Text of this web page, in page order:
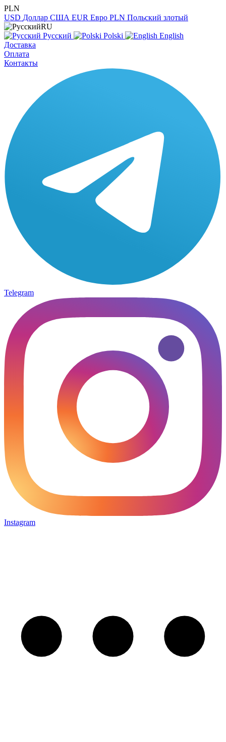
PLN
USD Доллар США EUR Евро PLN Польский злотый
RU
Русский
Polski
English
Доставка
Оплата
Контакты
Telegram
Instagram